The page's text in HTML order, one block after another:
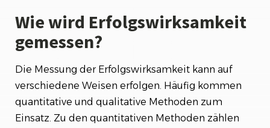
Wie wird Erfolgswirksamkeit
gemessen?
Die Messung der Erfolgswirksamkeit kann auf
verschiedene Weisen erfolgen. Häufig kommen
quantitative und qualitative Methoden zum
Einsatz. Zu den quantitativen Methoden zählen